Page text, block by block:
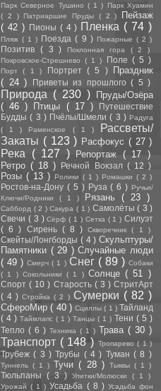
Парк Северное Тушино ( 1 )
Парк Хуамин
( 2 ) Патриаршие Пруды ( 2 )
Пейзаж
( 42 ) Пионы ( 4 ) Пленка ( 74 )
Пляж( 1 ) Поезда( 9 ) Пожарные ( 2 )
Позитив ( 3 ) Поклонная гора ( 2 )
Покровское-Стрешнево( 1 ) Поле ( 5 )
Порт( 1 ) Портрет ( 5 )
Праздник
( 24 )
Приветы из прошлого( 5 )
Природа ( 230 )
Пруды/Озёра
( 46 )
Птицы ( 17 )
Путешествие
Будды( 3 ) Пчёлы/Шмели( 3 ) Радуга
( 1 ) Раменское ( 1 )
Рассветы/
Закаты ( 123 ) Расфокус ( 27 )
Река ( 127 ) Репортаж ( 17 )
Ретро( 18 ) Речной Вокзал ( 12 )
Розы ( 13 ) Ролики ( 1 ) Ромашки ( 2 )
Ростов-на-Дону ( 5 ) Руза( 6 ) Ручьи/
Ключи/Родники ( 1 ) Рязань ( 23 )
Сабборд ( 2 )Сакура ( 1 ) Самолёты( 3 )
Свечи ( 3 )Сёрф( 1 ) Сетка ( 1 )Силуэт
( 6 ) Сирень ( 8 )Скворечник( 1 )
Скейты/Лонгборды ( 4 ) Скульптуры/
Памятники ( 29 )Случайные люди
( 49 )Смерч( 1 ) Снег ( 89 )Собаки
( 1 ) Сокольники( 1 ) Солнце( 51 )
Спорт( 10 ) Старость ( 3 ) СтритАрт
( 4 )Стройка( 2 ) Сумерки ( 82 )
СфероМир( 40 ) Сциллы( 1 ) Тайланд
( 4 ) Таймлапс ( 1 ) Танцы ( 1 ) Тени ( 5 )
Тепло ( 6 ) Техника ( 1 ) Трава ( 30 )
Транспорт ( 148 ) Тропарево( 1 )
Трубеж( 3 )Трубы ( 4 ) Туман( 8 )
Туннель( 1 ) Тучи( 28 ) Тыквы ( 1 )
Тюльпаны ( 3 ) Улитки/Молюски ( 1 )
Урожай( 1 ) Усадьба ( 8 ) Усадьба фон